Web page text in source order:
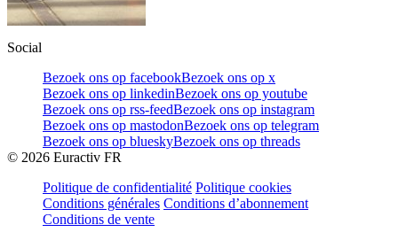
Social
Bezoek ons op facebookBezoek ons op x
Bezoek ons op linkedinBezoek ons op youtube
Bezoek ons op rss-feedBezoek ons op instagram
Bezoek ons op mastodonBezoek ons op telegram
Bezoek ons op blueskyBezoek ons op threads
© 2026 Euractiv FR
Politique de confidentialité Politique cookies
Conditions générales Conditions d’abonnement
Conditions de vente